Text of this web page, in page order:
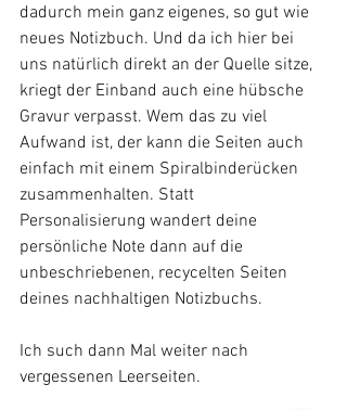
dadurch mein ganz eigenes, so gut wie
neues Notizbuch. Und da ich hier bei
uns natürlich direkt an der Quelle sitze,
kriegt der Einband auch eine hübsche
Gravur verpasst. Wem das zu viel
Aufwand ist, der kann die Seiten auch
einfach mit einem Spiralbinderücken
zusammenhalten. Statt
Personalisierung wandert deine
persönliche Note dann auf die
unbeschriebenen, recycelten Seiten
deines nachhaltigen Notizbuchs.
Ich such dann Mal weiter nach
vergessenen Leerseiten.